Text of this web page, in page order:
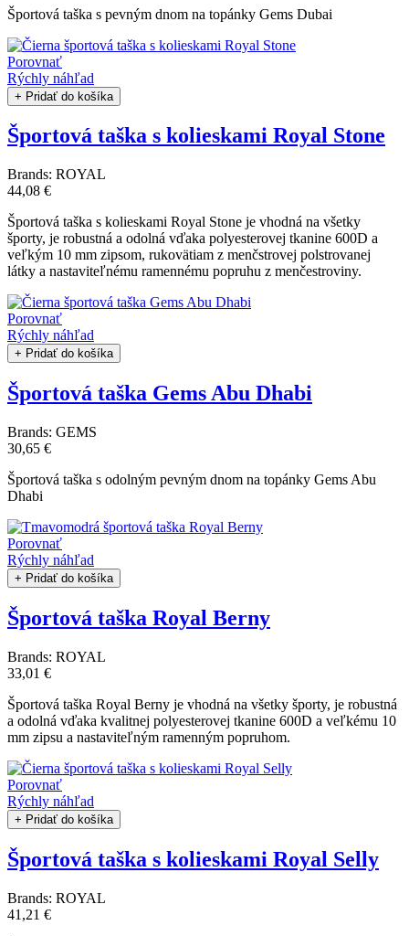
Športová taška s pevným dnom na topánky Gems Dubai
Porovnať
Rýchly náhľad
+ Pridať do košíka
Športová taška s kolieskami Royal Stone
Brands: ROYAL
44,08 €
Športová taška s kolieskami Royal Stone je vhodná na všetky
športy, je robustná a odolná vďaka polyesterovej tkanine 600D a
veľkým 10 mm zipsom, rukovätiam z menčstrovej polstrovanej
látky a nastaviteľnému ramennému popruhu z menčestroviny.
Porovnať
Rýchly náhľad
+ Pridať do košíka
Športová taška Gems Abu Dhabi
Brands: GEMS
30,65 €
Športová taška s odolným pevným dnom na topánky Gems Abu
Dhabi
Porovnať
Rýchly náhľad
+ Pridať do košíka
Športová taška Royal Berny
Brands: ROYAL
33,01 €
Športová taška Royal Berny je vhodná na všetky športy, je robustná
a odolná vďaka kvalitnej polyesterovej tkanine 600D a veľkému 10
mm zipsu a nastaviteľným ramenným popruhom.
Porovnať
Rýchly náhľad
+ Pridať do košíka
Športová taška s kolieskami Royal Selly
Brands: ROYAL
41,21 €